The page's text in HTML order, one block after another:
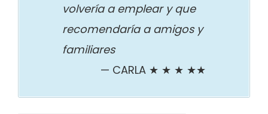
volvería a emplear y que
recomendaría a amigos y
familiares
CARLA ★ ★ ★ ★★